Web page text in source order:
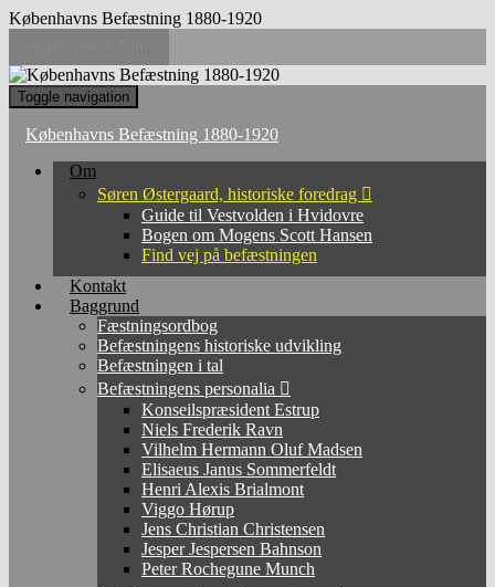
Københavns Befæstning 1880-1920
Search
for:
Toggle navigation
Københavns Befæstning 1880-1920
Om
Søren Østergaard, historiske foredrag
Guide til Vestvolden i Hvidovre
Bogen om Mogens Scott Hansen
Find vej på befæstningen
Kontakt
Baggrund
Fæstningsordbog
Befæstningens historiske udvikling
Befæstningen i tal
Befæstningens personalia
Konseilspræsident Estrup
Niels Frederik Ravn
Vilhelm Hermann Oluf Madsen
Elisaeus Janus Sommerfeldt
Henri Alexis Brialmont
Viggo Hørup
Jens Christian Christensen
Jesper Jespersen Bahnson
Peter Rochegune Munch